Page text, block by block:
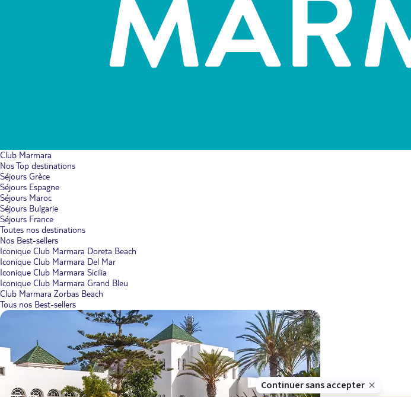
Club Marmara
Nos Top destinations
Séjours Grèce
Séjours Espagne
Séjours Maroc
Séjours Bulgarie
Séjours France
Toutes nos destinations
Nos Best-sellers
Iconique Club Marmara Doreta Beach
Iconique Club Marmara Del Mar
Iconique Club Marmara Sicilia
Iconique Club Marmara Grand Bleu
Club Marmara Zorbas Beach
Tous nos Best-sellers